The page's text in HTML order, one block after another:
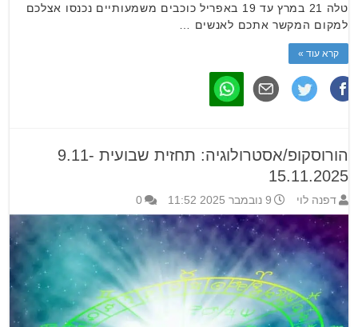
טלה 21 במרץ עד 19 באפריל כוכבים משמעותיים נכנסו אצלכם
למקום המקשר אתכם לאנשים …
קרא עוד »
הורוסקופ/אסטרולוגיה: תחזית שבועית 9.11-
15.11.2025
דפנה לוי 9 נובמבר 2025 11:52 0